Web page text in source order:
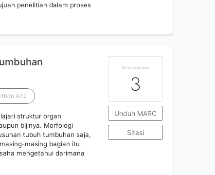
penelitian dalam proses
Aziz
struktur organ
bijinya. Morfologi
tubuh tumbuhan saja,
masing bagian itu
mengetahui darimana
Ketersediaan
3
Unduh MARC
Sitasi